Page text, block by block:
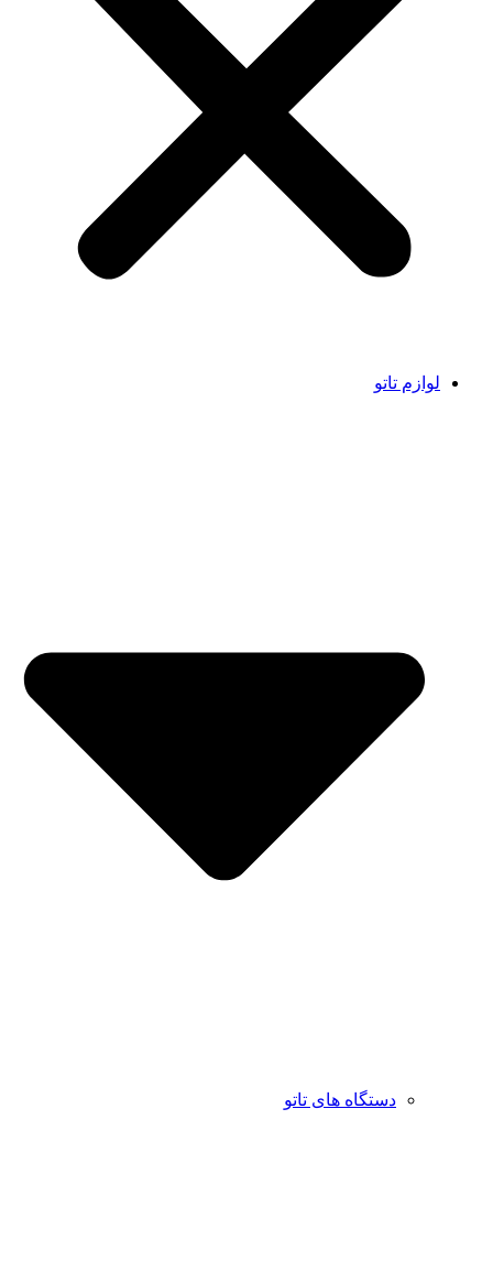
لوازم تاتو
دستگاه های تاتو